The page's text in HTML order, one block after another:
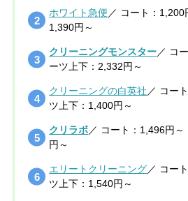
ホワイト急便 ／ コート：1,200
1,390円～
クリーニングモンスター／ コ
ーツ上下：2,332円～
クリーニングの白英社 ／ コー
ツ上下：1,400円～
クリラボ／ コート：1,496円
円～
エリートクリーニング／ コー
ツ上下：1,540円～